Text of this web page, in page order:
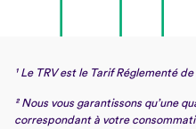
¹ Le TRV est le Tarif Réglementé de
² Nous vous garantissons qu’une
correspondant à votre